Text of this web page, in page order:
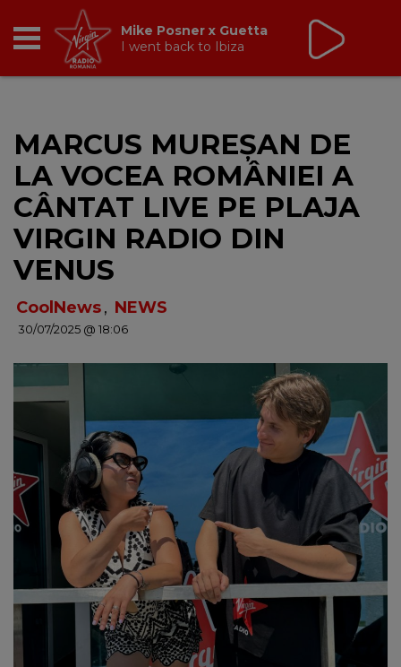
BREAKFAST
TIC TALK
CÂȘTIGĂ
DANCEFLOOR CHART
RADIO ACADEMY
NEWS
CONTUL MEU
Virgin Radio Music
00:00 - 08:00
MARCUS MUREȘAN DE
LA VOCEA ROMÂNIEI A
CÂNTAT LIVE PE PLAJA
VIRGIN RADIO DIN
VENUS
CoolNews, NEWS
30/07/2025 @ 18:06